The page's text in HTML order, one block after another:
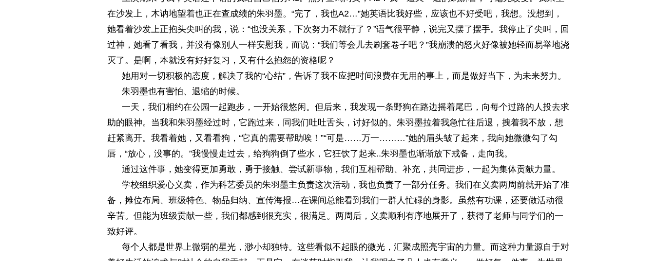
在沙发上，木讷地望着也正在查成绩的朱羽墨。“完了，我也A2…”她英语比我好些，应该也不好受吧，我想。没想到，
她看着沙发上正抱头尖叫的我，说：“也没关系，下次努力不就行了？”语气很平静，说完又摆了摆手。我停止了尖叫，回
过神，她看了看我，并没有像别人一样安慰我，而说：“我们等会儿去刷套卷子吧？”我崩溃的怒火好像被她轻而易举地浇
灭了。是啊，本就没有好好复习，又有什么抱怨的资格呢？
她用对一切积极的态度，解决了我的“心结”，告诉了我不应把时间浪费在无用的事上，而是做好当下，为未来努力。
朱羽墨也有害怕、退缩的时候。
一天，我们相约在公园一起跑步，一开始很悠闲。但后来，我发现一条野狗在路边摇着尾巴，向每个过路的人投去求
助的眼神。当我和朱羽墨经过时，它跑过来，同我们吐吐舌头，讨好似的。朱羽墨拉着我急忙往后退，拽着我不放，想
赶紧离开。我看着她，又看看狗，“它真的需要帮助唉！”“可是……万一………”她的眉头皱了起来，我向她微微勾了勾
唇，“放心，没事的。”我慢慢走过去，给狗狗倒了些水，它狂饮了起来..朱羽墨也渐渐放下戒备，走向我。
通过这件事，她变得更加勇敢，勇于接触、尝试新事物，我们互相帮助、补充，共同进步，一起为集体贡献力量。
学校组织爱心义卖，作为科艺委员的朱羽墨主负责这次活动，我也负责了一部分任务。我们在义卖两周前就开始了准
备，摊位布局、班级特色、物品归纳、宣传海报…在课间总能看到我们一群人忙碌的身影。虽然有功课，还要做活动很
辛苦。但能为班级贡献一些，我们都感到很充实，很满足。两周后，义卖顺利有序地展开了，获得了老师与同学们的一
致好评。
每个人都是世界上微弱的星光，渺小却独特。这些看似不起眼的微光，汇聚成照亮宇宙的力量。而这种力量源自于对